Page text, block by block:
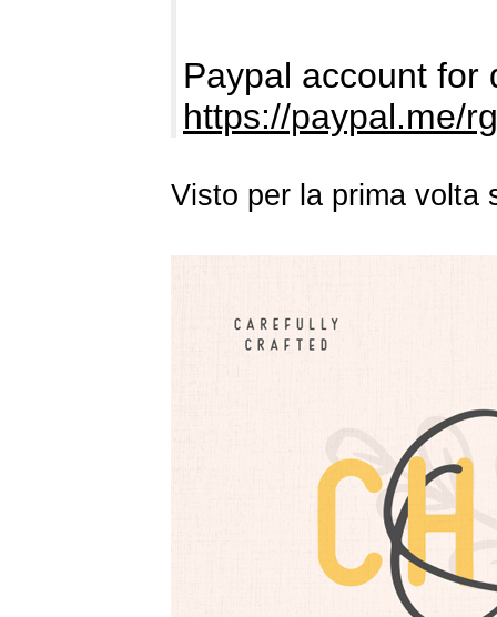
Paypal account for
https://paypal.me/
Visto per la prima volta